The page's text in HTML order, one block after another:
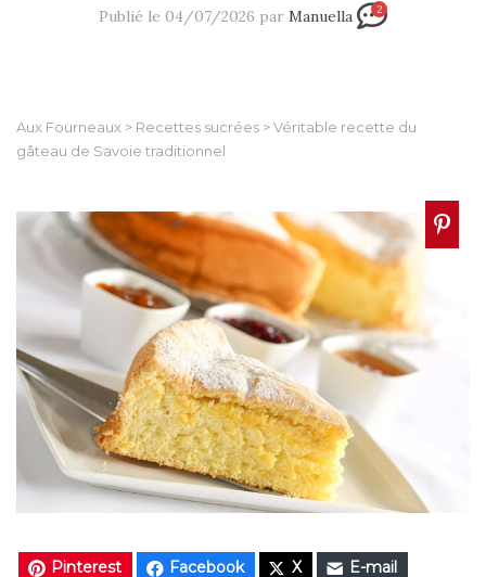
Publié le 04/07/2026 par Manuella 2
Aux Fourneaux > Recettes sucrées >Véritable recette du
gâteau de Savoie traditionnel
Pinterest Facebook X
E-mail